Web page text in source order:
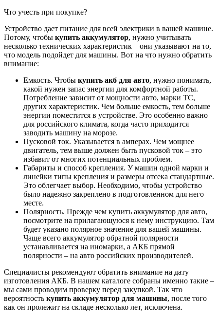
Что учесть при покупке?
Устройство дает питание для всей электрики в вашей машине.
Потому, чтобы купить аккумулятор, нужно учитывать
несколько технических характеристик – они указывают на то,
что модель подойдет для машины. Вот на что нужно обратить
внимание:
Емкость. Чтобы купить акб для авто, нужно понимать,
какой нужен запас энергии для комфортной работы.
Потребление зависит от мощности авто, марки ТС,
других характеристик. Чем больше емкость, тем больше
энергии поместится в устройстве. Это особенно важно
для российского климата, когда часто приходится
заводить машину на морозе.
Пусковой ток. Указывается в амперах. Чем мощнее
двигатель, тем выше должен быть пусковой ток – это
избавит от многих потенциальных проблем.
Габариты и способ крепления. У машин одной марки и
линейки типы крепления и размеры отсека стандартные.
Это облегчает выбор. Необходимо, чтобы устройство
было надежно закреплено в подготовленном для него
месте.
Полярность. Прежде чем купить аккумулятор для авто,
посмотрите на прилагающуюся к нему инструкцию. Там
будет указано полярное значение для вашей машины.
Чаще всего аккумулятор обратной полярности
устанавливается на иномарки, а АКБ прямой
полярности – на авто российских производителей.
Специалисты рекомендуют обратить внимание на дату
изготовления АКБ. В нашем каталоге собраны именно такие –
мы сами проводим проверку перед закупкой. Так что
вероятность купить аккумулятор для машины, после того
как он пролежит на складе несколько лет, исключена.